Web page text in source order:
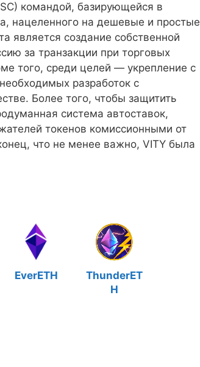
командой, базирующейся в
нацеленного на дешевые и простые
является создание собственной
за транзакции при торговых
того, среди целей — укрепление с
разработок с
Более того, чтобы защитить
система автоставок,
токенов комиссионными от
что не менее важно, VITY была
EverETH
ThunderET
H